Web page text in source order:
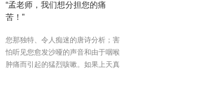
“孟老师，我们想分担您的痛
苦！”
您那独特、令人痴迷的唐诗分析；害
怕听见您愈发沙哑的声音和由于咽喉
肿痛而引起的猛烈咳嗽。如果上天真